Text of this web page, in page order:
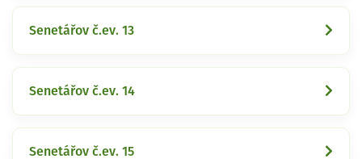
Senetářov č.ev. 13
Senetářov č.ev. 14
Senetářov č.ev. 15